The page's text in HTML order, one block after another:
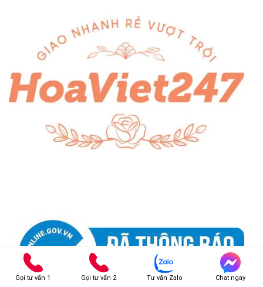
Gọi tư vấn 1 Gọi tư vấn 2 Tư vấn Zalo Chat ngay